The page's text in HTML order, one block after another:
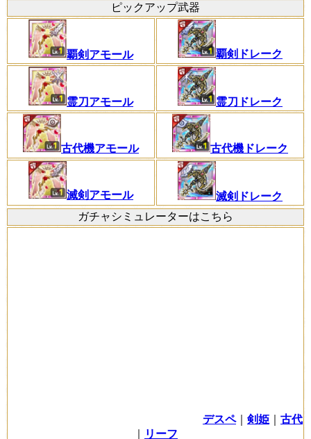
ピックアップ武器
覇剣アモール 覇剣ドレーク
霊刀アモール 霊刀ドレーク
古代機アモール 古代機ドレーク
滅剣アモール
滅剣ドレーク
ガチャシミュレーターはこちら
デスペ｜ 剣姫
古代
リーフ